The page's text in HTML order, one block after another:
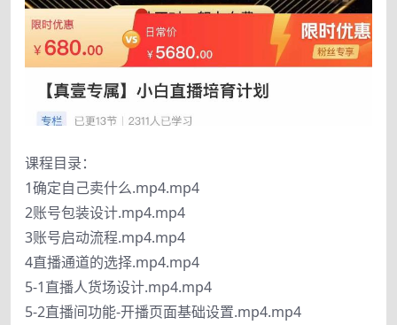
课程目录：
1确定自己卖什么.mp4.mp4
2账号包装设计.mp4.mp4
3账号启动流程.mp4.mp4
4直播通道的选择.mp4.mp4
5-1直播人货场设计.mp4.mp4
5-2直播间功能-开播页面基础设置.mp4.mp4